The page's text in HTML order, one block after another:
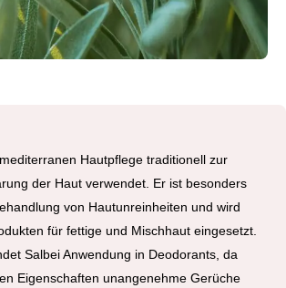
Hautpflege traditionell zur
der Haut verwendet. Er ist besonders
von Hautunreinheiten und wird
für fettige und Mischhaut eingesetzt.
Salbei Anwendung in Deodorants, da
Eigenschaften unangenehme Gerüche